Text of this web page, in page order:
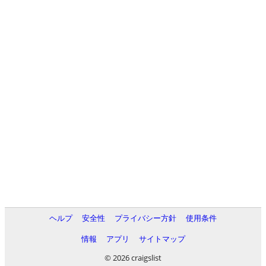
ヘルプ 安全性 プライバシー方針
使用条件
情報
アプリ
サイトマップ
© 2026 craigslist